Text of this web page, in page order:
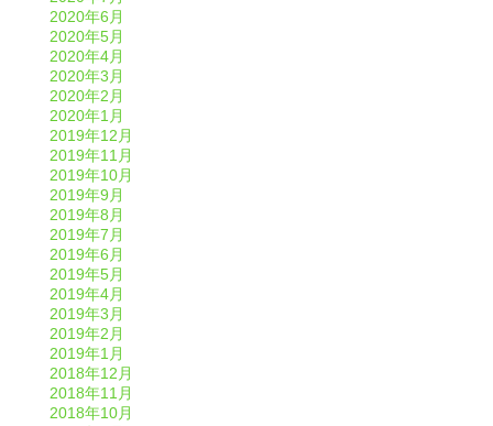
2020年6月
2020年5月
2020年4月
2020年3月
2020年2月
2020年1月
2019年12月
2019年11月
2019年10月
2019年9月
2019年8月
2019年7月
2019年6月
2019年5月
2019年4月
2019年3月
2019年2月
2019年1月
2018年12月
2018年11月
2018年10月